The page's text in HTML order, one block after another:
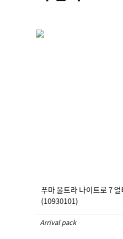
푸마 울트라 나이트로 7
(10930101)
Arrival pack